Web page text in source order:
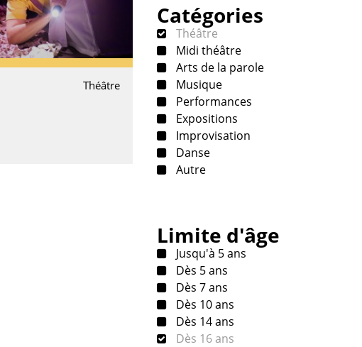
Théâtre
Catégories
Théâtre
Midi théâtre
Arts de la parole
Musique
Performances
Expositions
Improvisation
Danse
Autre
Limite d'âge
Jusqu'à 5 ans
Dès 5 ans
Dès 7 ans
Dès 10 ans
Dès 14 ans
Dès 16 ans